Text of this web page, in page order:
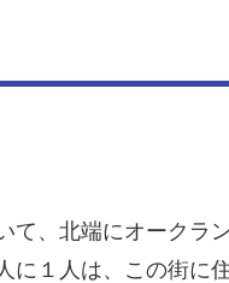
、北端にオークラ
１人は、この街に